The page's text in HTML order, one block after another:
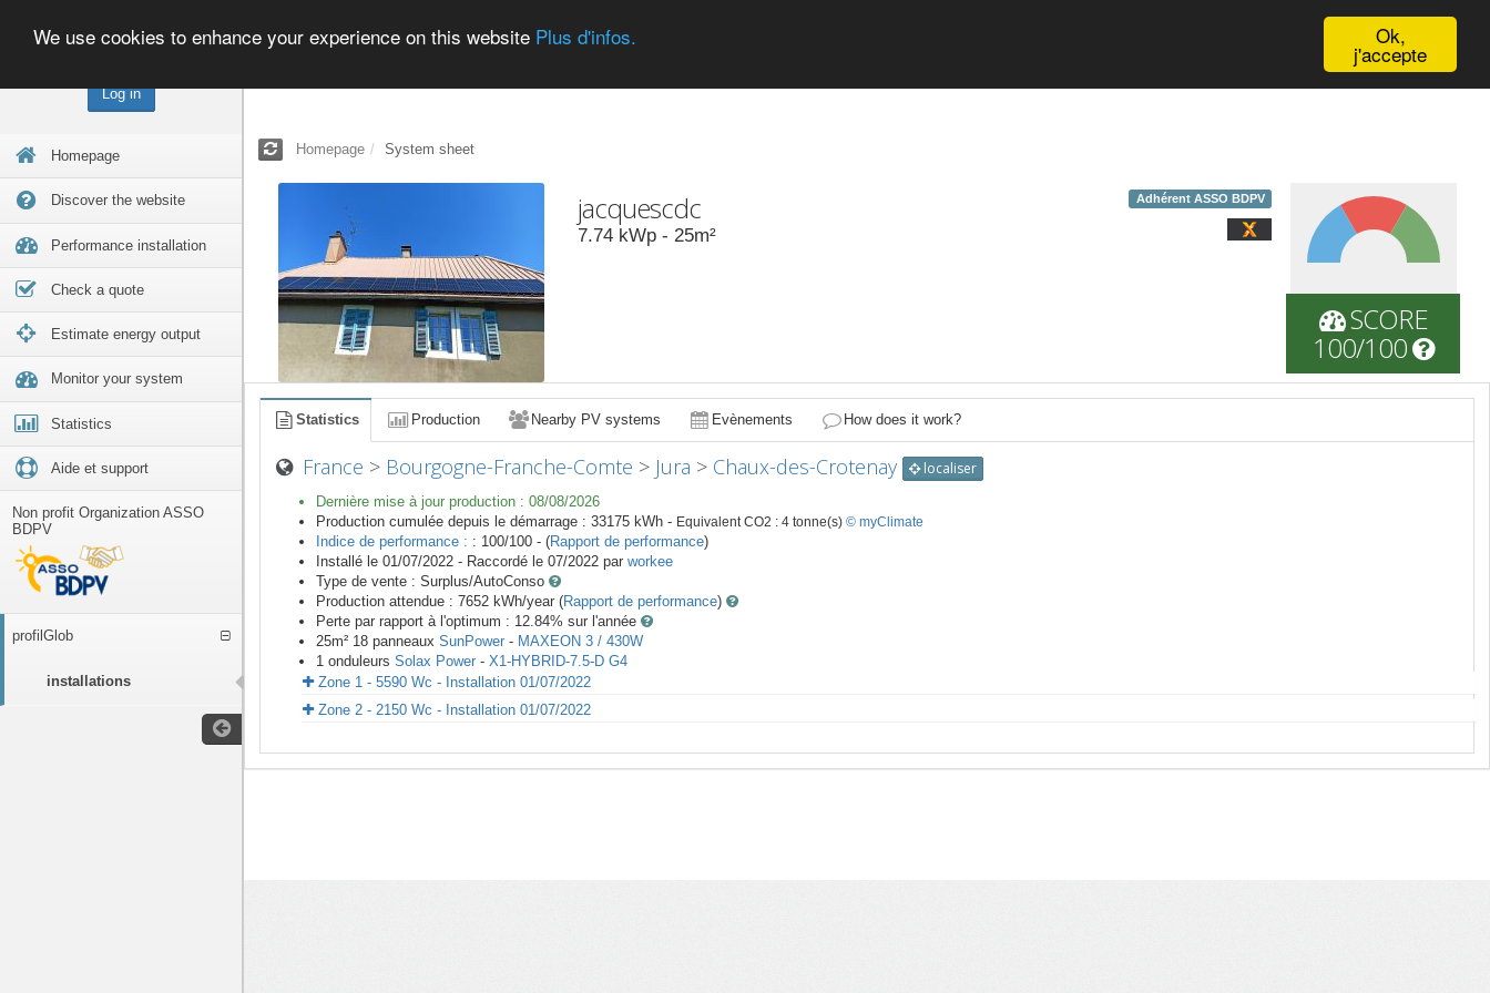
Log in
Homepage
Discover the website
Performance installation
Check a quote
Estimate energy output
Monitor your system
Statistics
Aide et support
Non profit Organization ASSO
BDPV
profilGlob
installations
Ok,
j'accepte
We use cookies to enhance your experience on this website Plus d'infos.
Homepage System sheet
jacquescdc
7.74 kWp - 25m²
Adhérent ASSO BDPV
SCORE
100/100
Statistics Production Nearby PV systems Evènements How does it work?
France > Bourgogne-Franche-Comte > Jura > Chaux-des-Crotenay localiser
Dernière mise à jour production : 08/08/2026
Production cumulée depuis le démarrage : 33175 kWh - Equivalent CO2 : 4 tonne(s) © myClimate
Indice de performance : : 100/100 - (Rapport de performance)
Installé le 01/07/2022 - Raccordé le 07/2022 par workee
Type de vente : Surplus/AutoConso
Production attendue : 7652 kWh/year (Rapport de performance)
Perte par rapport à l'optimum : 12.84% sur l'année
25m² 18 panneaux SunPower - MAXEON 3 / 430W
1 onduleurs Solax Power - X1-HYBRID-7.5-D G4
Zone 1 - 5590 Wc - Installation 01/07/2022
Zone 2 - 2150 Wc - Installation 01/07/2022